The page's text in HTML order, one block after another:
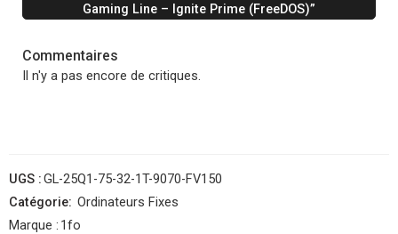
Gaming Line – Ignite Prime (FreeDOS)”
Commentaires
Il n'y a pas encore de critiques.
UGS :GL-25Q1-75-32-1T-9070-FV150
Catégorie: Ordinateurs Fixes
Marque : 1fo